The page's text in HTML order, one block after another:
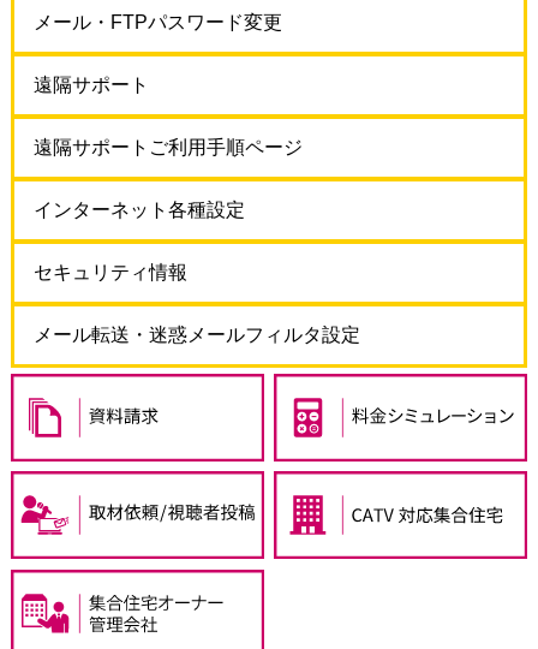
メール・FTPパスワード変更
遠隔サポート
遠隔サポートご利用手順ページ
インターネット各種設定
セキュリティ情報
メール転送・迷惑メールフィルタ設定